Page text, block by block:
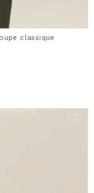
classique